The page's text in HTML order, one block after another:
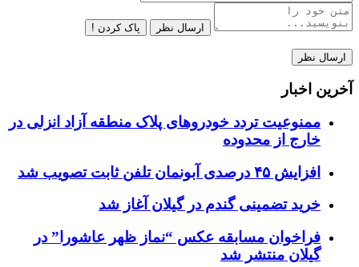
ارسال نظر پاک کردن !
آخرین اخبار
ممنوعیت تردد خودروهای پلاک منطقه آزاد انزلی در
خارج از محدوده
افزایش ۴۵ درصدی آبونمان تلفن ثابت تصویب شد
خرید تضمینی گندم در گیلان آغاز شد
فراخوان مسابقه عکس “نماز ظهر عاشورا” در
گیلان منتشر شد